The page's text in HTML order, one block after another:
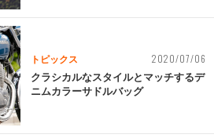
トピックス 2020/07/06
クラシカルなスタイルとマッチするデ
ニムカラーサドルバッグ